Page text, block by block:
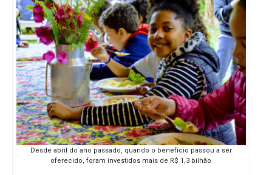
Desde abril do ano passado, quando o benefício passou a ser
oferecido, foram investidos mais de R$ 1,3 bilhão